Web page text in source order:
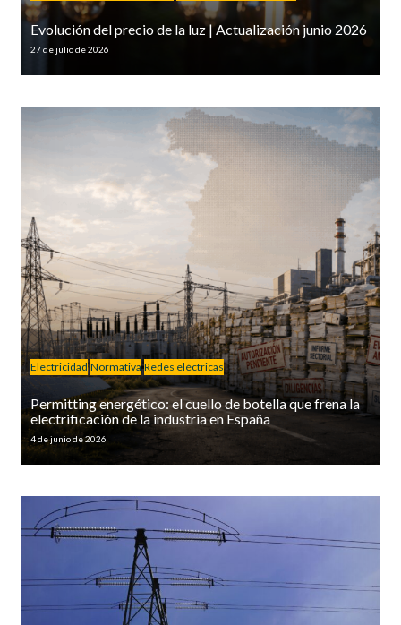
Evolución del precio de la luz | Actualización junio 2026
27 de julio de 2026
Electricidad Normativa Redes eléctricas
Permitting energético: el cuello de botella que frena la
electrificación de la industria en España
4 de junio de 2026